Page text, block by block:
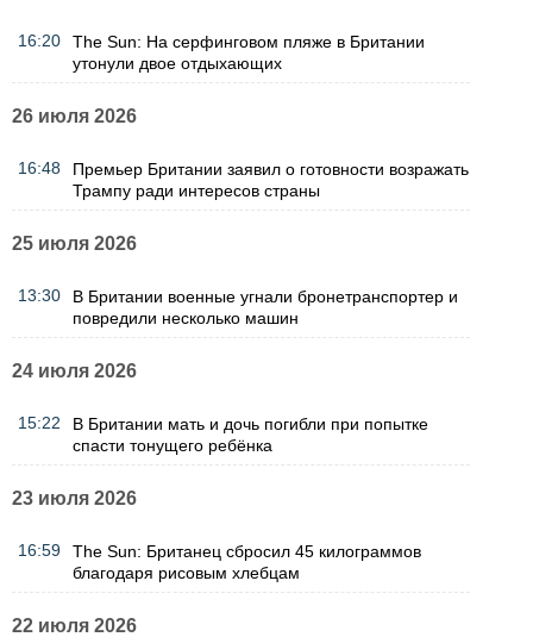
16:20
The Sun: На серфинговом пляже в Британии
утонули двое отдыхающих
26 июля 2026
16:48
Премьер Британии заявил о готовности возражать
Трампу ради интересов страны
25 июля 2026
13:30
В Британии военные угнали бронетранспортер и
повредили несколько машин
24 июля 2026
15:22
В Британии мать и дочь погибли при попытке
спасти тонущего ребёнка
23 июля 2026
16:59
The Sun: Британец сбросил 45 килограммов
благодаря рисовым хлебцам
22 июля 2026